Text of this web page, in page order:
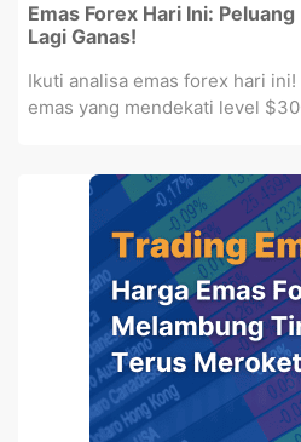
Emas Forex Hari Ini:
Lagi Ganas!
Ikuti analisa emas forex hari
emas yang mendekati level